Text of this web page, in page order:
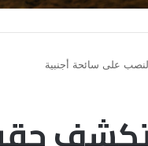
على سائحة أجنبية